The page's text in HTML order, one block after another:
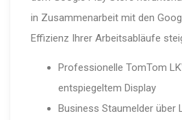
in Zusammenarbeit mit den
Effizienz Ihrer Arbeitsabläufe
Professionelle TomTom
entspiegeltem Display
Business Staumelder über